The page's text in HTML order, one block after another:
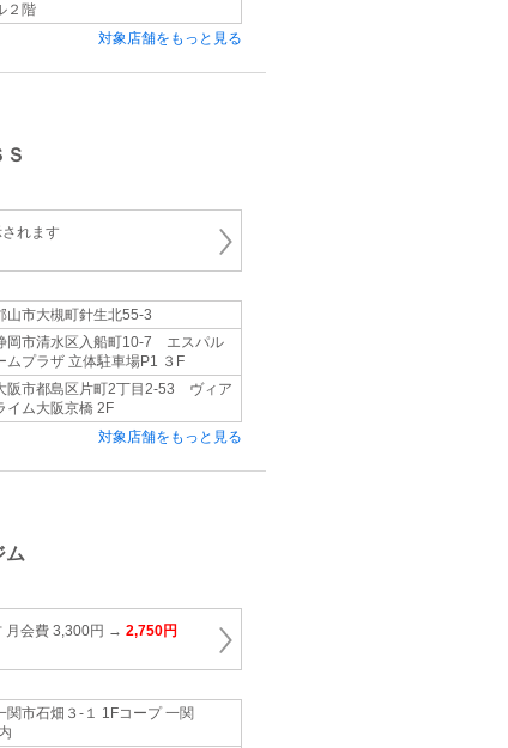
２階
対象店舗をもっと見る
れます
山市大槻町針生北55-3
岡市清水区入船町10-7 エスパル
ムプラザ 立体駐車場P1 ３F
阪市都島区片町2丁目2-53 ヴィア
イム大阪京橋 2F
対象店舗をもっと見る
ム
月会費 3,300円 → 2,750円
関市石畑３-１ 1Fコープ 一関